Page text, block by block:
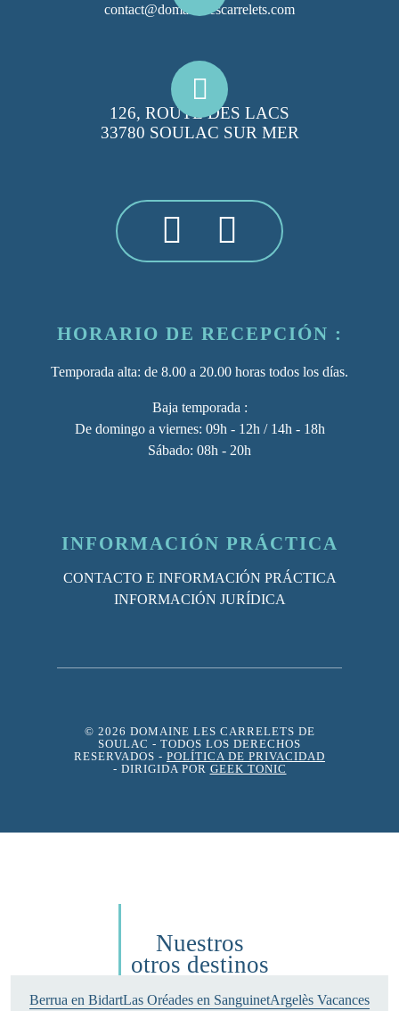
contact@domainelescarrelets.com
126, ROUTE DES LACS
33780 SOULAC SUR MER
HORARIO DE RECEPCIÓN :
Temporada alta: de 8.00 a 20.00 horas todos los días.
Baja temporada :
De domingo a viernes: 09h - 12h / 14h - 18h
Sábado: 08h - 20h
INFORMACIÓN PRÁCTICA
CONTACTO E INFORMACIÓN PRÁCTICA
INFORMACIÓN JURÍDICA
© 2026 DOMAINE LES CARRELETS DE
SOULAC - TODOS LOS DERECHOS
RESERVADOS - POLÍTICA DE PRIVACIDAD
- DIRIGIDA POR GEEK TONIC
Nuestros
otros destinos
Berrua en BidartLas Oréades en SanguinetArgelès Vacances